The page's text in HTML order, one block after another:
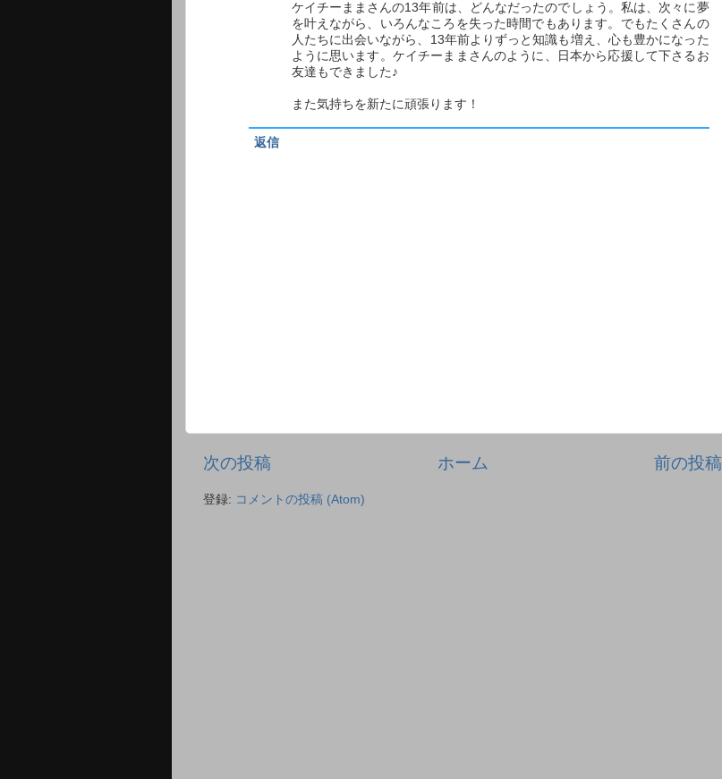
ケイチーままさんの13年前は、どんなだったのでしょう。私は、次々に夢
を叶えながら、いろんなころを失った時間でもあります。でもたくさんの
人たちに出会いながら、13年前よりずっと知識も増え、心も豊かになった
ように思います。ケイチーままさんのように、日本から応援して下さるお
友達もできました♪
また気持ちを新たに頑張ります！
返信
次の投稿 前の投稿
ホーム
登録: コメントの投稿 (Atom)